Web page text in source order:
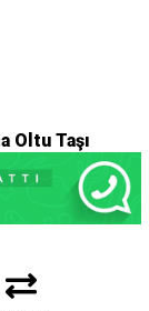
Oltu Taşı